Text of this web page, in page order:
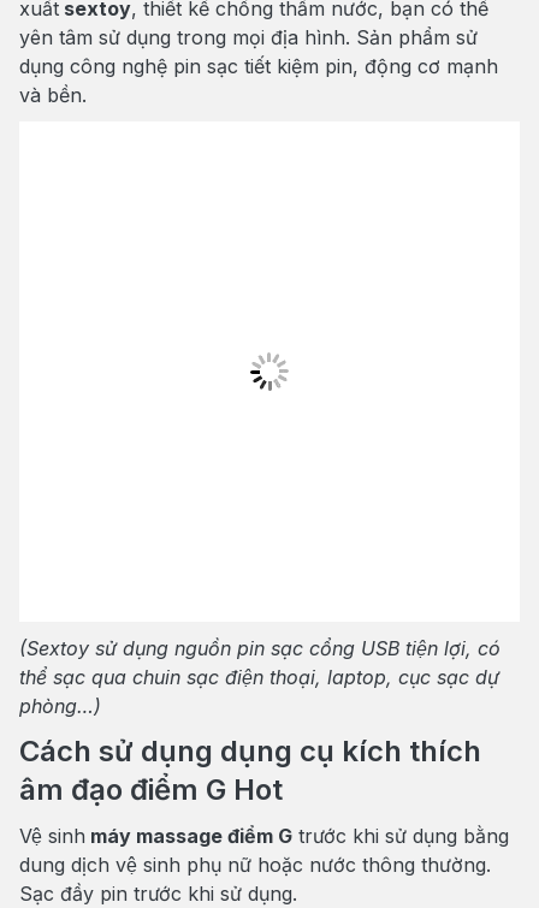
xuất sextoy, thiết kế chống thấm nước, bạn có thể
yên tâm sử dụng trong mọi địa hình. Sản phẩm sử
dụng công nghệ pin sạc tiết kiệm pin, động cơ mạnh
và bền.
(Sextoy sử dụng nguồn pin sạc cổng USB tiện lợi, có
thể sạc qua chuin sạc điện thoại, laptop, cục sạc dự
phòng…)
Cách sử dụng dụng cụ kích thích
âm đạo điểm G Hot
Vệ sinh máy massage điểm G trước khi sử dụng bằng
dung dịch vệ sinh phụ nữ hoặc nước thông thường.
Sạc đầy pin trước khi sử dụng.